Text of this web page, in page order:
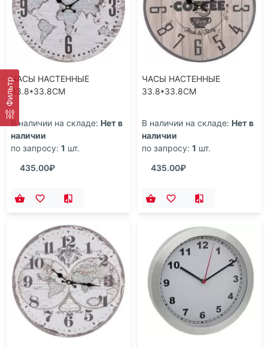
ФильтрЧАСЫ НАСТЕННЫЕ
33.8*33.8CM
В наличии на складе: Нет в
наличии
по запросу: 1 шт.
435.00₽
ЧАСЫ НАСТЕННЫЕ
33.8*33.8CM
В наличии на складе: Нет в
наличии
по запросу: 1 шт.
435.00₽